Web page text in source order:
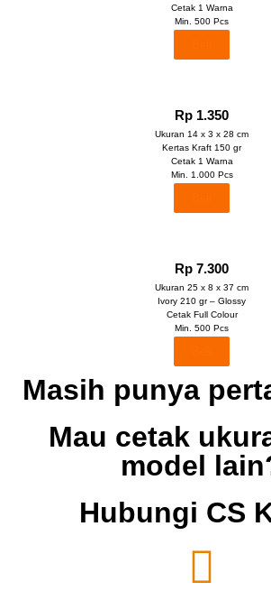
Cetak 1 Warna
Min. 500 Pcs
Rp 1.350
Ukuran 14 x 3 x 28 cm
Kertas Kraft 150 gr
Cetak 1 Warna
Min. 1.000 Pcs
Rp 7.300
Ukuran 25 x 8 x 37 cm
Ivory 210 gr – Glossy
Cetak Full Colour
Min. 500 Pcs
Masih punya
Mau cetak
model
Hubungi CS